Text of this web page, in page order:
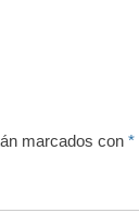
marcados con *